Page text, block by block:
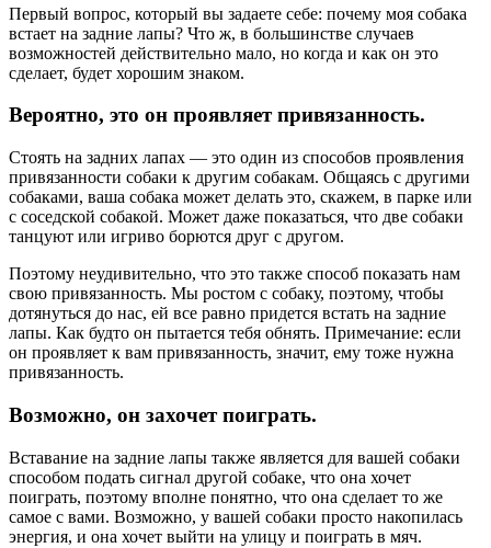
Первый вопрос, который вы задаете себе: почему моя собака
встает на задние лапы? Что ж, в большинстве случаев
возможностей действительно мало, но когда и как он это
сделает, будет хорошим знаком.
Вероятно, это он проявляет привязанность.
Стоять на задних лапах — это один из способов проявления
привязанности собаки к другим собакам. Общаясь с другими
собаками, ваша собака может делать это, скажем, в парке или
с соседской собакой. Может даже показаться, что две собаки
танцуют или игриво борются друг с другом.
Поэтому неудивительно, что это также способ показать нам
свою привязанность. Мы ростом с собаку, поэтому, чтобы
дотянуться до нас, ей все равно придется встать на задние
лапы. Как будто он пытается тебя обнять. Примечание: если
он проявляет к вам привязанность, значит, ему тоже нужна
привязанность.
Возможно, он захочет поиграть.
Вставание на задние лапы также является для вашей собаки
способом подать сигнал другой собаке, что она хочет
поиграть, поэтому вполне понятно, что она сделает то же
самое с вами. Возможно, у вашей собаки просто накопилась
энергия, и она хочет выйти на улицу и поиграть в мяч.